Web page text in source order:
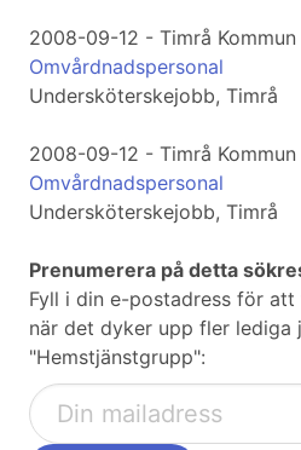
2008-09-12 - Timrå Kommun
Omvårdnadspersonal
Undersköterskejobb, Timrå
2008-09-12 - Timrå Kommun
Omvårdnadspersonal
Undersköterskejobb, Timrå
Prenumerera på detta
Fyll i din e-postadress för
när det dyker upp fler lediga
"Hemstjänstgrupp":